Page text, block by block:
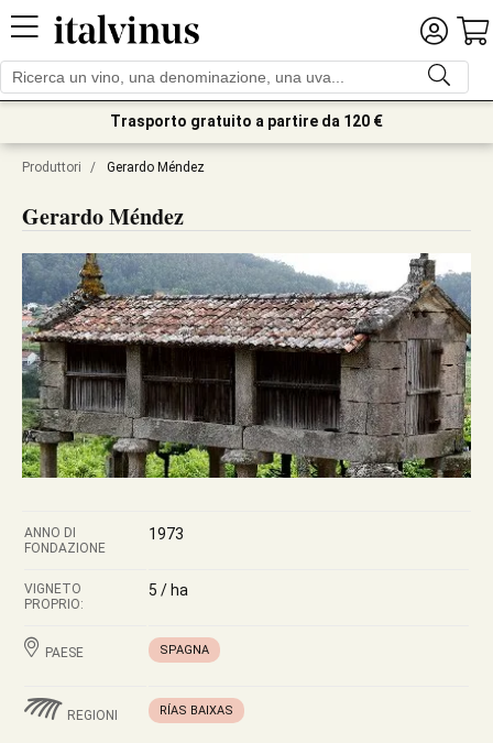
Trasporto gratuito a partire da 120 €
Produttori / Gerardo Méndez
Gerardo Méndez
ANNO DI
FONDAZIONE
1973
VIGNETO
PROPRIO:
5 / ha
PAESE SPAGNA
REGIONI RÍAS BAIXAS